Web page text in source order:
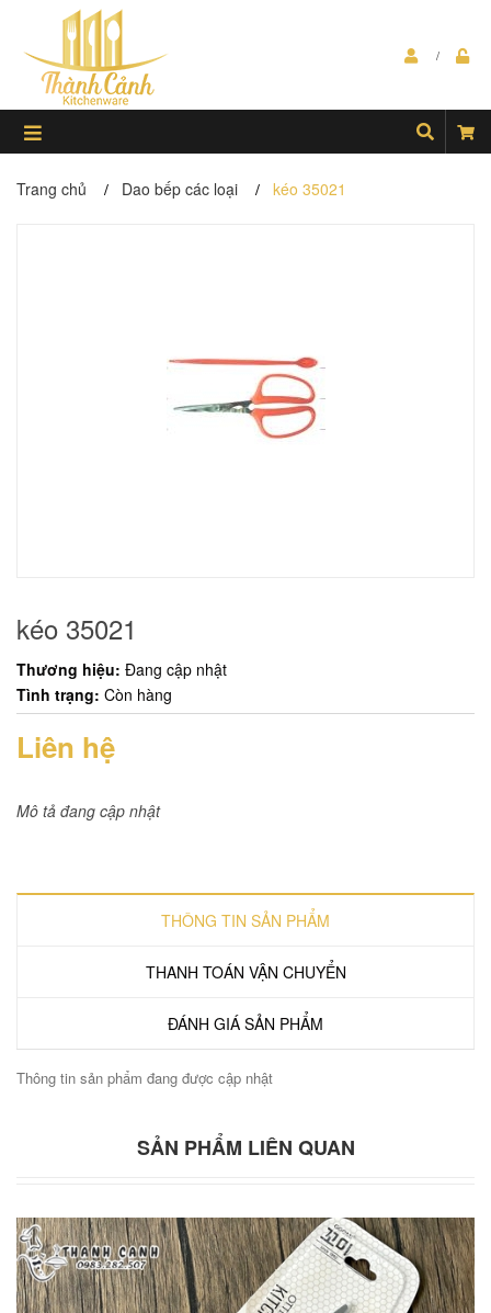
Trang chủ / Dao bếp các loại / kéo 35021
kéo 35021
Thương hiệu: Đang cập nhật
Tình trạng: Còn hàng
Liên hệ
Mô tả đang cập nhật
THÔNG TIN SẢN PHẨM
THANH TOÁN VẬN CHUYỂN
ĐÁNH GIÁ SẢN PHẨM
Thông tin sản phẩm đang được cập nhật
SẢN PHẨM LIÊN QUAN